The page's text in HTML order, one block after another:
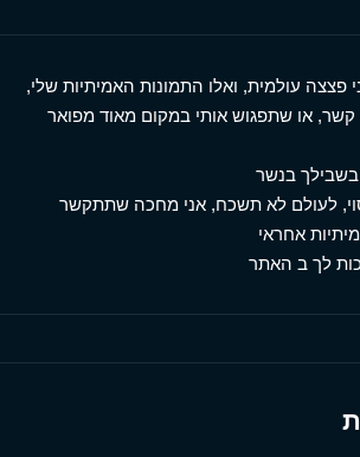
פצצה עולמית, ואלו התמונות האמיתיות שלי,
קשר, או שתפגוש אותי במקום מאוד מפואר
בנשר
לעולם לא תשכח, אני מחכה שתתקשר
אחראי
לך ב האתר